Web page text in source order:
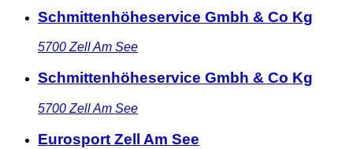
Schmittenhöheservice Gmbh & Co Kg
5700 Zell Am See
Schmittenhöheservice Gmbh & Co Kg
5700 Zell Am See
Eurosport Zell Am See